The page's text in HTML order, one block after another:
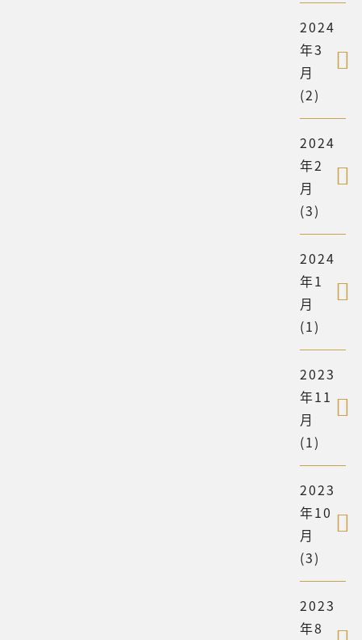
2024
年3
月
(2)
2024
年2
月
(3)
2024
年1
月
(1)
2023
年11
月
(1)
2023
年10
月
(3)
2023
年8